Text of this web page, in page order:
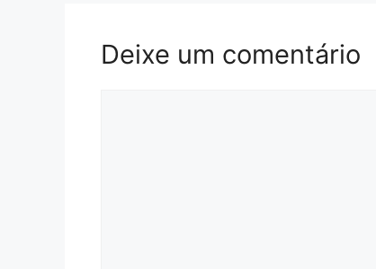
Deixe um comentário